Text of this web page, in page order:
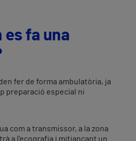
es fa una
fer de forma ambulatòria, ja
preparació especial ni
com a transmissor, a la zona
a l'ecografia i mitjançant un